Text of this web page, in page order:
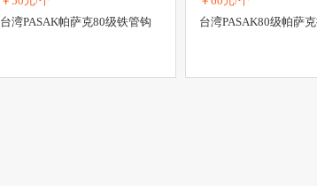
台湾PASAK帕萨克80级铁管钩
台湾PASAK80级帕萨